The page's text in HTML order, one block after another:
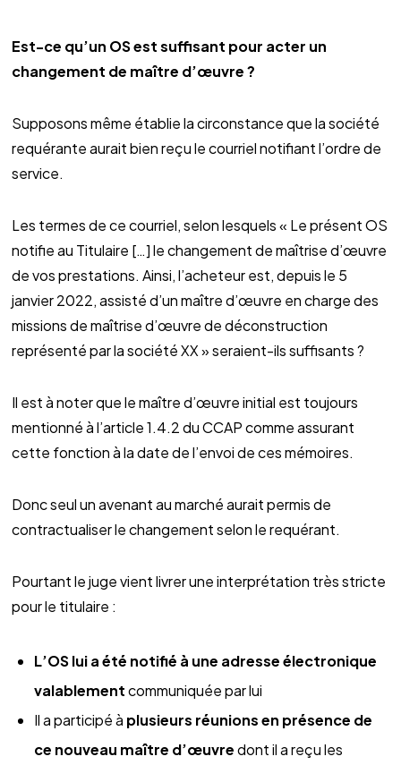
Est-ce qu’un OS est suffisant pour acter un
changement de maître d’œuvre ?
Supposons même établie la circonstance que la société
requérante aurait bien reçu le courriel notifiant l’ordre de
service.
Les termes de ce courriel, selon lesquels « Le présent OS
notifie au Titulaire […] le changement de maîtrise d’œuvre
de vos prestations. Ainsi, l’acheteur est, depuis le 5
janvier 2022, assisté d’un maître d’œuvre en charge des
missions de maîtrise d’œuvre de déconstruction
représenté par la société XX » seraient-ils suffisants ?
Il est à noter que le maître d’œuvre initial est toujours
mentionné à l’article 1.4.2 du CCAP comme assurant
cette fonction à la date de l’envoi de ces mémoires.
Donc seul un avenant au marché aurait permis de
contractualiser le changement selon le requérant.
Pourtant le juge vient livrer une interprétation très stricte
pour le titulaire :
L’OS lui a été notifié à une adresse électronique
valablementcommuniquée par lui
Il a participé à plusieurs réunions en présence de
ce nouveau maître d’œuvredont il a reçu les